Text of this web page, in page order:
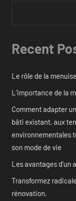
Recent
Le rôle de la
L’importance de la
Comment adapter
bâti existant, aux
environnementales
son mode de vie
Les avantages
Transformez
rénovation.